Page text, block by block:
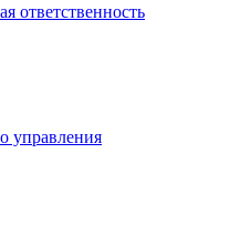
ответственность
управления